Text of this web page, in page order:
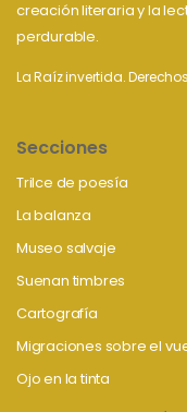
creación literaria y la
perdurable.
La Raíz invertida.
Secciones
Trilce de poesía
La balanza
Museo salvaje
Suenan timbres
Cartografía
Migraciones sobre el
Ojo en la tinta